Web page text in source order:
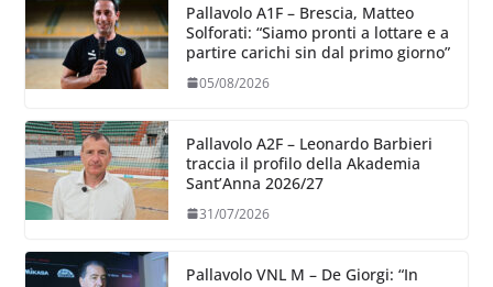
Pallavolo A1F – Brescia, Matteo
Solforati: “Siamo pronti a lottare e a
partire carichi sin dal primo giorno”
05/08/2026
Pallavolo A2F – Leonardo Barbieri
traccia il profilo della Akademia
Sant’Anna 2026/27
31/07/2026
Pallavolo VNL M – De Giorgi: “In